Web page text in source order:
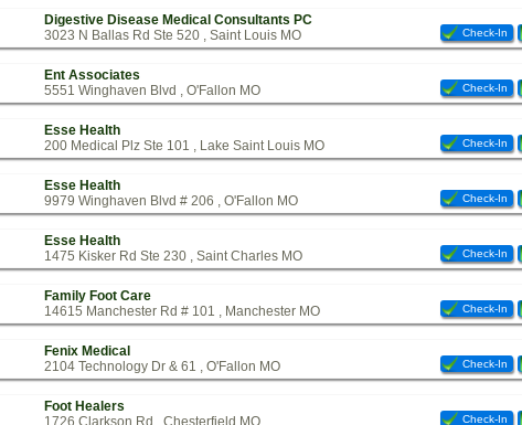
Digestive Disease Medical Consultants PC
3023 N Ballas Rd Ste 520 , Saint Louis MO
Check-In
Ent Associates
5551 Winghaven Blvd , O'Fallon MO
Check-In
Esse Health
200 Medical Plz Ste 101 , Lake Saint Louis MO
Check-In
Esse Health
9979 Winghaven Blvd # 206 , O'Fallon MO
Check-In
Esse Health
1475 Kisker Rd Ste 230 , Saint Charles MO
Check-In
Family Foot Care
14615 Manchester Rd # 101 , Manchester MO
Check-In
Fenix Medical
2104 Technology Dr & 61 , O'Fallon MO
Check-In
Foot Healers
1726 Clarkson Rd , Chesterfield MO
Check-In